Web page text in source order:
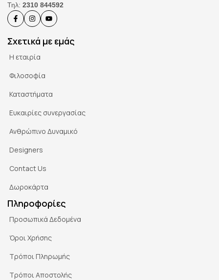
Τηλ: 2310 844592
Σχετικά με εμάς
Η εταιρία
Φιλοσοφία
Καταστήματα
Ευκαιρίες συνεργασίας
Ανθρώπινο Δυναμικό
Designers
Contact Us
Δωροκάρτα
Πληροφορίες
Προσωπικά Δεδομένα
Όροι Χρήσης
Τρόποι Πληρωμής
Τρόποι Αποστολής